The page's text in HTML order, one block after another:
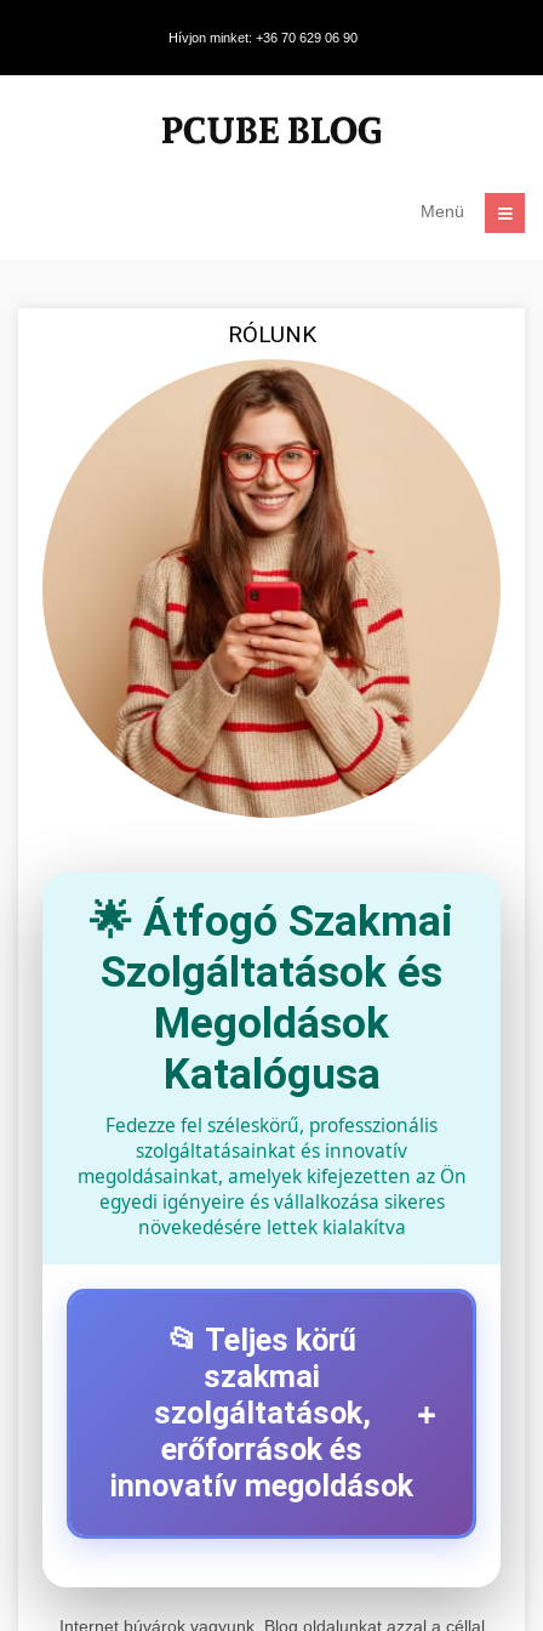
Hívjon minket: +36 70 629 06 90
Menü
RÓLUNK
🌟 Átfogó Szakmai
Szolgáltatások és
Megoldások
Katalógusa
Fedezze fel széleskörű, professzionális
szolgáltatásainkat és innovatív
megoldásainkat, amelyek kifejezetten az Ön
egyedi igényeire és vállalkozása sikeres
növekedésére lettek kialakítva
📂 Teljes körű
szakmai
szolgáltatások,
erőforrások és
innovatív megoldások
+
+
Internet búvárok vagyunk. Blog oldalunkat azzal a céllal